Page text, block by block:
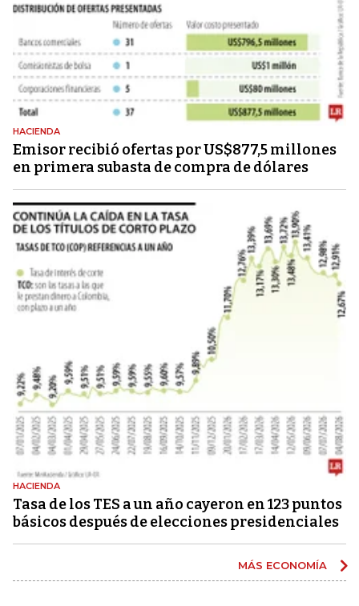
HACIENDA
Emisor recibió ofertas por US$877,5 millones
en primera subasta de compra de dólares
HACIENDA
Tasa de los TES a un año cayeron en 123 puntos
básicos después de elecciones presidenciales
MÁS ECONOMÍA